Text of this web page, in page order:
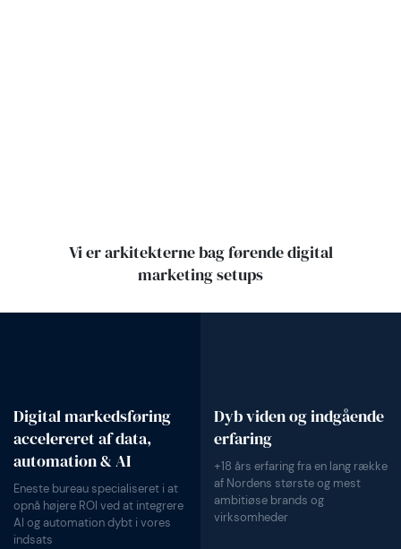
Vi er arkitekterne bag førende digital
marketing setups
Digital markedsføring
accelereret af data,
automation & AI
Eneste bureau specialiseret i at
opnå højere ROI ved at integrere
AI og automation dybt i vores
indsats
Dyb viden og indgående
erfaring
+18 års erfaring fra en lang række
af Nordens største og mest
ambitiøse brands og
virksomheder